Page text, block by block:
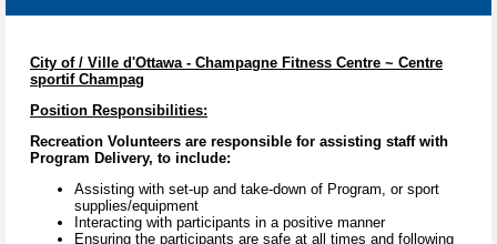
City of / Ville d'Ottawa - Champagne Fitness Centre ~ Centre
sportif Champag
Position Responsibilities:
Recreation Volunteers are responsible for assisting staff with
Program Delivery, to include:
Assisting with set-up and take-down of Program, or sport
supplies/equipment
Interacting with participants in a positive manner
Ensuring the participants are safe at all times and following